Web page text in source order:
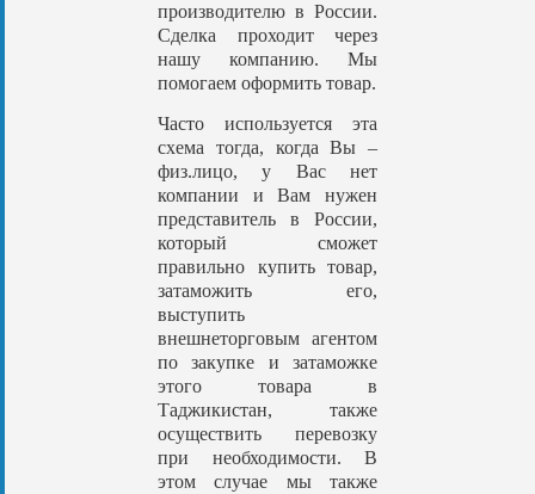
производителю в России.
Сделка проходит через
нашу компанию. Мы
помогаем оформить товар.
Часто используется эта
схема тогда, когда Вы –
физ.лицо, у Вас нет
компании и Вам нужен
представитель в России,
который сможет
правильно купить товар,
затаможить его,
выступить
внешнеторговым агентом
по закупке и затаможке
этого товара в
Таджикистан, также
осуществить перевозку
при необходимости. В
этом случае мы также